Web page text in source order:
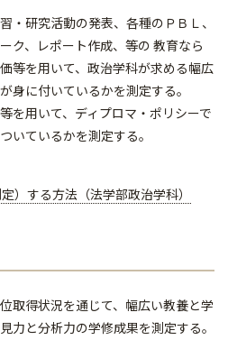
・研究活動の発表、各種のＰＢＬ、
ク、レポート作成、等の 教育なら
等を用いて、政治学科が求める幅広
身に付いているかを測定する。
を用いて、ディプロマ・ポリシーで
いているかを測定する。
）する方法（法学部政治学科）
取得状況を通じて、幅広い教養と学
力と分析力の学修成果を測定する。